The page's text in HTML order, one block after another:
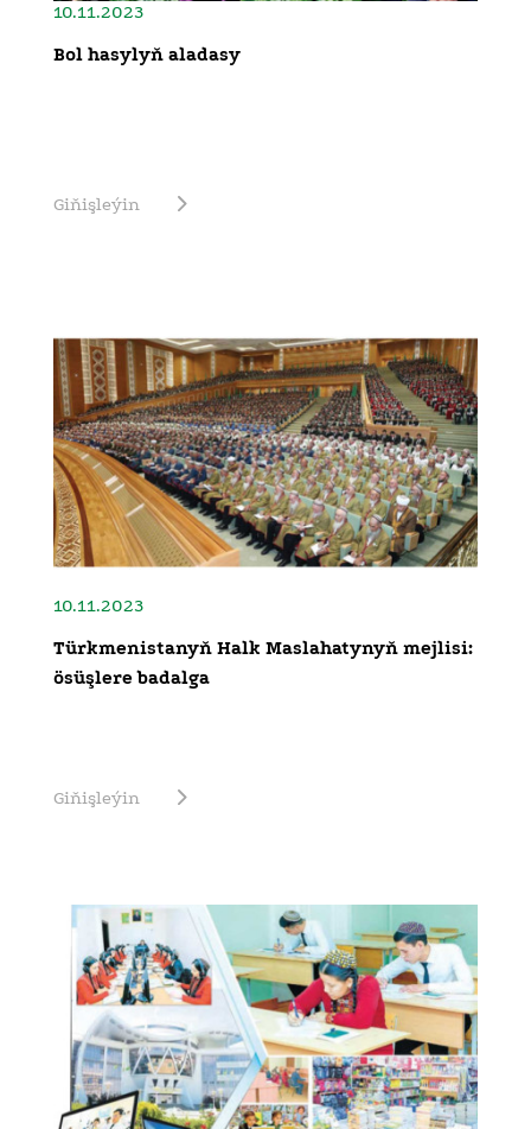
10.11.2023
Bol hasylyň aladasy
Giňişleýin
10.11.2023
Türkmenistanyň Halk Maslahatynyň mejlisi:
ösüşlere badalga
Giňişleýin